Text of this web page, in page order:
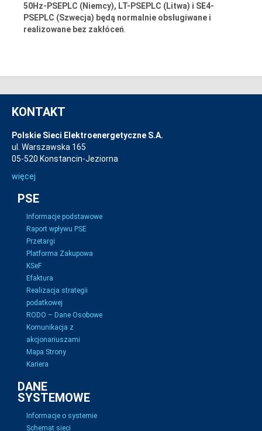
50Hz-PSEPLC (Niemcy), LT-PSEPLC (Litwa) i SE4-
PSEPLC (Szwecja) będą normalnie obsługiwane i
realizowane bez zakłóceń
KONTAKT
Polskie Sieci Elektroenergetyczne S.A.
ul. Warszawska 165
05-520 Konstancin-Jeziorna
więcej
PSE
Informacje podstawowe
Raport wpływu PSE
Przetargi
Platforma Zakupowa
KSeF
Efaktura
Realizacja strategii
podatkowej
RODO – Dane Osobowe
Komunikacja z
akcjonariuszami
Mapa Strony
Kariera
DANE
SYSTEMOWE
Informacje o systemie
Schemat sieci